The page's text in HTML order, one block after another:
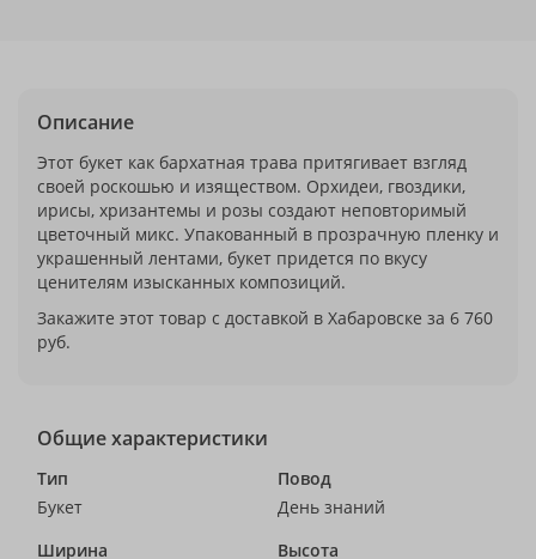
Описание
Этот букет как бархатная трава притягивает взгляд
своей роскошью и изяществом. Орхидеи, гвоздики,
ирисы, хризантемы и розы создают неповторимый
цветочный микс. Упакованный в прозрачную пленку и
украшенный лентами, букет придется по вкусу
ценителям изысканных композиций.
Закажите этот товар с доставкой в Хабаровске за 6 760
руб.
Общие характеристики
Тип
Букет
Повод
День знаний
Ширина
Высота